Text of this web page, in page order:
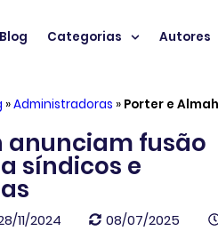
Blog Categorias Autores
»Administradoras » Porter e
anunciam fusão
síndicos e
11/2024 08/07/2025